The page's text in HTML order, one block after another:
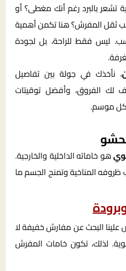
بالبرد رغم أنك مغطى؟ أو
ثقل المفرش؟ هنا تكمن أهمية
ليس فقط للراحة، بل لجودة
، نأخذك في جولة بين تفاصيل
لك الفروق، وأفضل توقيتات
لكل موسم.
هو خاماته الداخلية والخارجية.
المناخية وتمنح الجسم ما
علينا البحث عن مفارش خفيفة لا
لذلك، تكون خامات المفرش